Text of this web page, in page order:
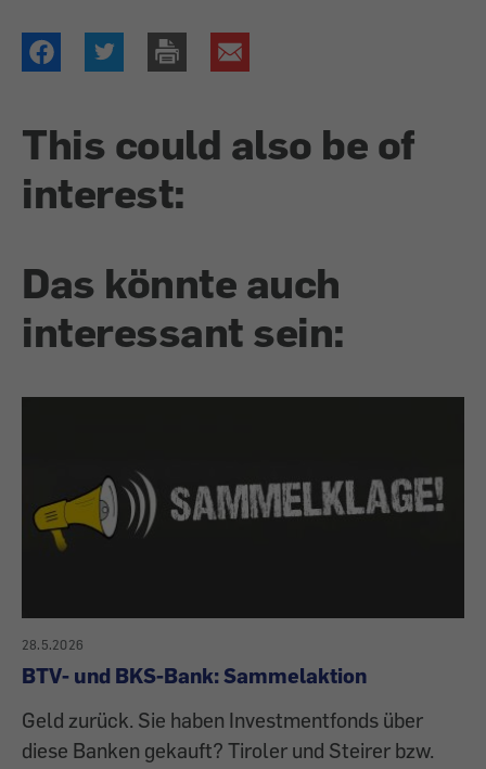
This could also be of
interest:
Das könnte auch
interessant sein:
28.5.2026
BTV- und BKS-Bank: Sammelaktion
Geld zurück. Sie haben Investmentfonds über
diese Banken gekauft? Tiroler und Steirer bzw.